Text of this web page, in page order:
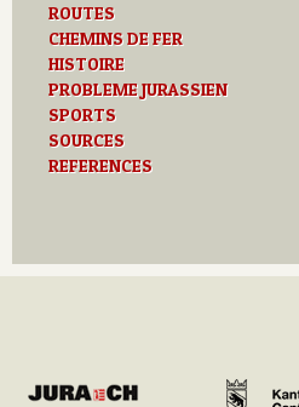
ROUTES
CHEMINS DE FER
HISTOIRE
PROBLEME JURASSIEN
SPORTS
SOURCES
REFERENCES